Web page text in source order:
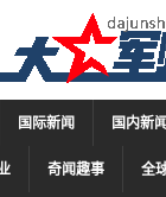
国际新闻 国内新
奇闻趣事 全